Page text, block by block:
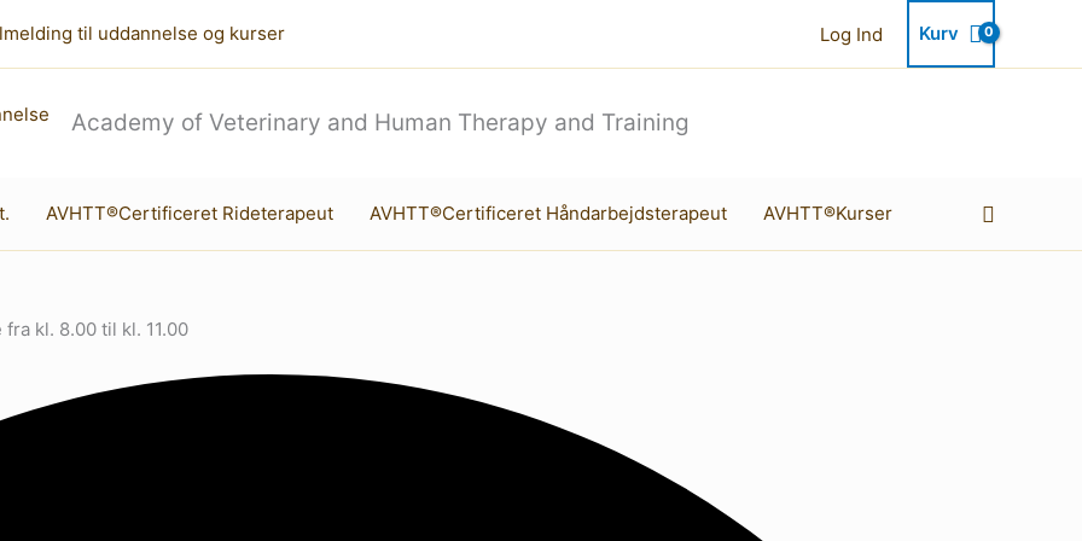
til uddannelse og kurser Log Ind Kurv
Academy of Veterinary and Human Therapy and Training
AVHTT®Certificeret Rideterapeut AVHTT®Certificeret Håndarbejdsterapeut AVHTT®Kurser Søg
kl. 8.00 til kl. 11.00